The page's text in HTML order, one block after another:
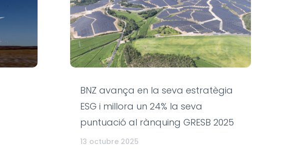
BNZ avança en la seva estratègia
ESG i millora un 24% la seva
puntuació al rànquing GRESB 2025
13 octubre 2025